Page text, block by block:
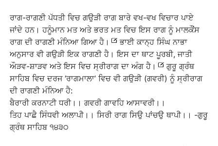
ਰਾਗ-ਰਾਗਣੀ ਪੱਧਤੀ ਵਿਚ ਗਉੜੀ ਰਾਗ ਬਾਰੇ ਵਖ-ਵਖ ਵਿਚਾਰ ਪਾਏ
ਜਾਂਦੇ ਹਨ। ਹਨੂੰਮਾਨ ਮਤ ਅਤੇ ਭਰਤ ਮਤ ਵਿਚ ਇਸ ਰਾਗ ਨੂੰ ਮਾਲਕੌਂਸ
ਰਾਗ ਦੀ ਰਾਗਣੀ ਮੰਨਿਆ ਗਿਆ ਹੈ।
ਭਾਈ ਕਾਨ੍ਹ ਸਿੰਘ ਨਾਭਾ
ਅਨੁਸਾਰ ਵੀ ਗਉੜੀ ਇਕ ਰਾਗਣੀ ਹੈ। ਇਸ ਦਾ ਥਾਟ ਪੂਰਬੀ, ਜਾਤੀ
ਔੜਵ-ਸ਼ਾੜਵ ਅਤੇ ਇਸ ਵਿਚ ਸ੍ਰੀਰਾਗ ਦਾ ਅੰਗ ਹੈ।
ਗੁਰੂ ਗ੍ਰੰਥ
ਸਾਹਿਬ ਵਿਚ ਦਰਜ ‘ਰਾਗਮਾਲਾ’ ਵਿਚ ਵੀ ਗਉੜੀ (ਗਵਰੀ) ਨੂੰ ਸ੍ਰੀਰਾਗ
ਦੀ ਰਾਗਣੀ ਮੰਨਿਆ ਹੈ:
ਬੈਰਾਰੀ ਕਰਨਾਟੀ ਧਰੀ।। ਗਵਰੀ ਗਾਵਹਿ ਆਸਾਵਰੀ।।
ਤਿਹ ਪਾਛੈ ਸਿੰਧਵੀ ਅਲਾਪੀ।। ਸਿਰੀ ਰਾਗ ਸਿਉ ਪਾਂਚਉ ਥਾਪੀ।। -ਗੁਰੂ
ਗ੍ਰੰਥ ਸਾਹਿਬ ੧੪੩੦